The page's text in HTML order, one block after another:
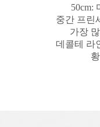
50cm:
중간 프린
가장
데콜테 라